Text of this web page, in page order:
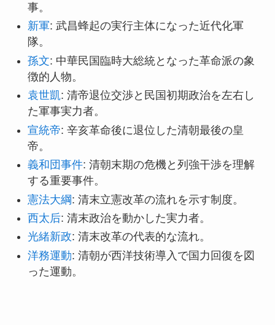
事。
新軍: 武昌蜂起の実行主体になった近代化軍
隊。
孫文: 中華民国臨時大総統となった革命派の象
徴的人物。
袁世凱: 清帝退位交渉と民国初期政治を左右し
た軍事実力者。
宣統帝: 辛亥革命後に退位した清朝最後の皇
帝。
義和団事件: 清朝末期の危機と列強干渉を理解
する重要事件。
憲法大綱: 清末立憲改革の流れを示す制度。
西太后: 清末政治を動かした実力者。
光緒新政: 清末改革の代表的な流れ。
洋務運動: 清朝が西洋技術導入で国力回復を図
った運動。